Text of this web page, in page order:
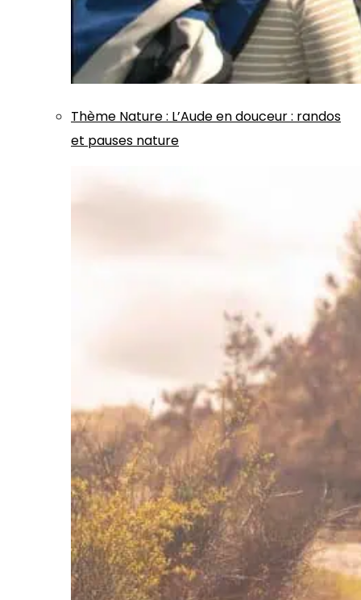
Thème Nature: L’Aude en douceur : randos
et pauses nature